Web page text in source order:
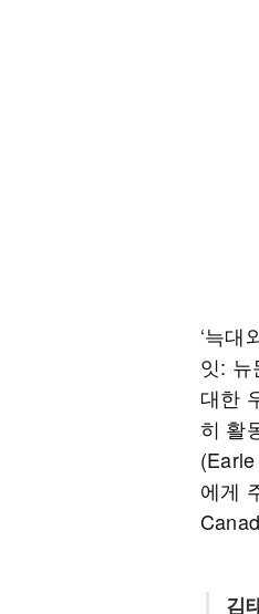
‘늑대
잇: 뉴
대한
히 활
에게
김